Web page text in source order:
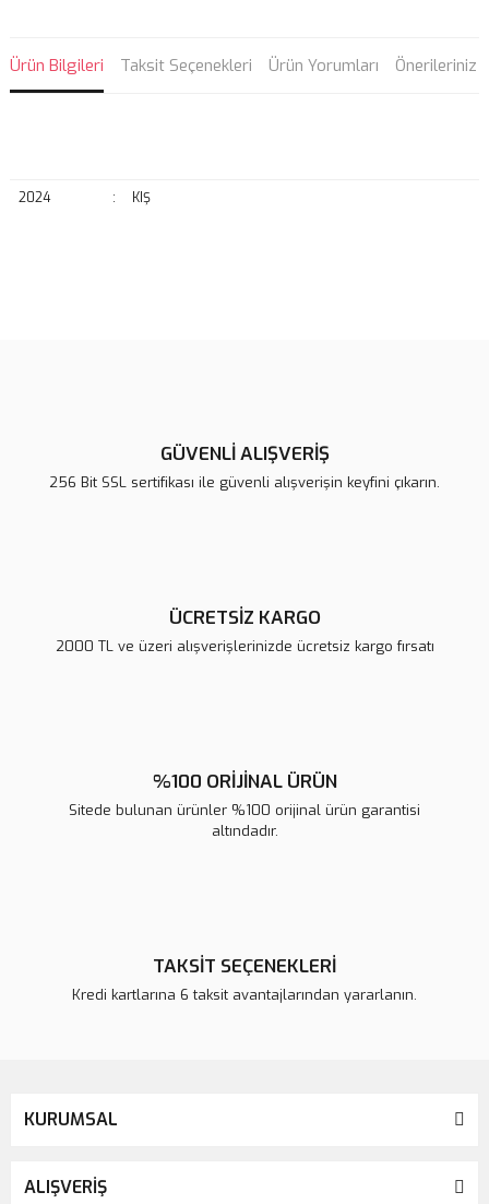
Ürün Bilgileri Taksit Seçenekleri Ürün Yorumları Önerileriniz
2024 : KIŞ
Ürün açıklamasında eksik bilgiler bulunuyor.
GÜVENLİ ALIŞVERİŞ
256 Bit SSL sertifikası ile güvenli alışverişin keyfini çıkarın.
ÜCRETSİZ KARGO
2000 TL ve üzeri alışverişlerinizde ücretsiz kargo fırsatı
%100 ORİJİNAL ÜRÜN
Sitede bulunan ürünler %100 orijinal ürün garantisi
altındadır.
TAKSİT SEÇENEKLERİ
Kredi kartlarına 6 taksit avantajlarından yararlanın.
KURUMSAL
ALIŞVERİŞ